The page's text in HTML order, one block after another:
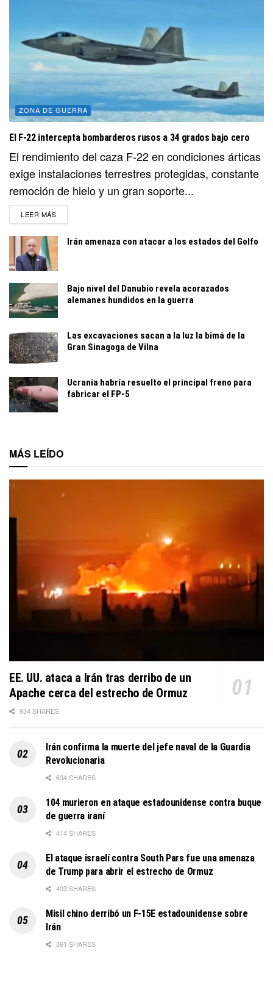
ZONA DE GUERRA
El F-22 intercepta bombarderos rusos a 34 grados bajo cero
El rendimiento del caza F-22 en condiciones árticas
exige instalaciones terrestres protegidas, constante
remoción de hielo y un gran soporte...
LEER MÁSDETAILS
Irán amenaza con atacar a los estados del Golfo
Bajo nivel del Danubio revela acorazados
alemanes hundidos en la guerra
Las excavaciones sacan a la luz la bimá de la
Gran Sinagoga de Vilna
Ucrania habría resuelto el principal freno para
fabricar el FP-5
MÁS LEÍDO
EE. UU. ataca a Irán tras derribo de un
Apache cerca del estrecho de Ormuz
934 SHARES
Irán confirma la muerte del jefe naval de la Guardia
Revolucionaria
634 SHARES
104 murieron en ataque estadounidense contra buque
de guerra iraní
414 SHARES
El ataque israelí contra South Pars fue una amenaza
de Trump para abrir el estrecho de Ormuz
403 SHARES
Misil chino derribó un F-15E estadounidense sobre
Irán
391 SHARES